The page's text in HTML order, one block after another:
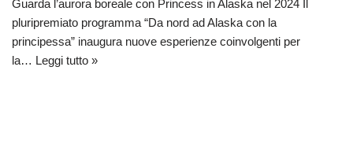
Guarda l’aurora boreale con Princess in Alaska nel 2024 Il
pluripremiato programma “Da nord ad Alaska con la
principessa” inaugura nuove esperienze coinvolgenti per
la… Leggi tutto »